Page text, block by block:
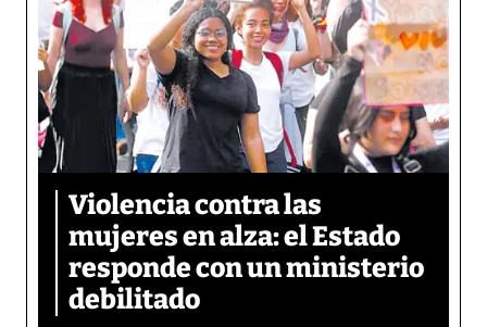
Violencia contra las
mujeres en alza: el Estado
responde con un ministerio
debilitado